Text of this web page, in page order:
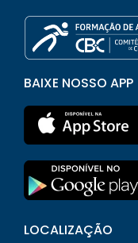
BAIXE NOSSO APP
LOCALIZAÇÃO